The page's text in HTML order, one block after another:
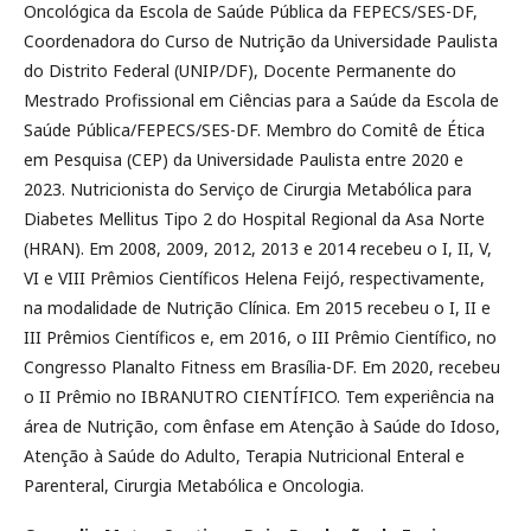
Oncológica da Escola de Saúde Pública da FEPECS/SES-DF,
Coordenadora do Curso de Nutrição da Universidade Paulista
do Distrito Federal (UNIP/DF), Docente Permanente do
Mestrado Profissional em Ciências para a Saúde da Escola de
Saúde Pública/FEPECS/SES-DF. Membro do Comitê de Ética
em Pesquisa (CEP) da Universidade Paulista entre 2020 e
2023. Nutricionista do Serviço de Cirurgia Metabólica para
Diabetes Mellitus Tipo 2 do Hospital Regional da Asa Norte
(HRAN). Em 2008, 2009, 2012, 2013 e 2014 recebeu o I, II, V,
VI e VIII Prêmios Científicos Helena Feijó, respectivamente,
na modalidade de Nutrição Clínica. Em 2015 recebeu o I, II e
III Prêmios Científicos e, em 2016, o III Prêmio Científico, no
Congresso Planalto Fitness em Brasília-DF. Em 2020, recebeu
o II Prêmio no IBRANUTRO CIENTÍFICO. Tem experiência na
área de Nutrição, com ênfase em Atenção à Saúde do Idoso,
Atenção à Saúde do Adulto, Terapia Nutricional Enteral e
Parenteral, Cirurgia Metabólica e Oncologia.